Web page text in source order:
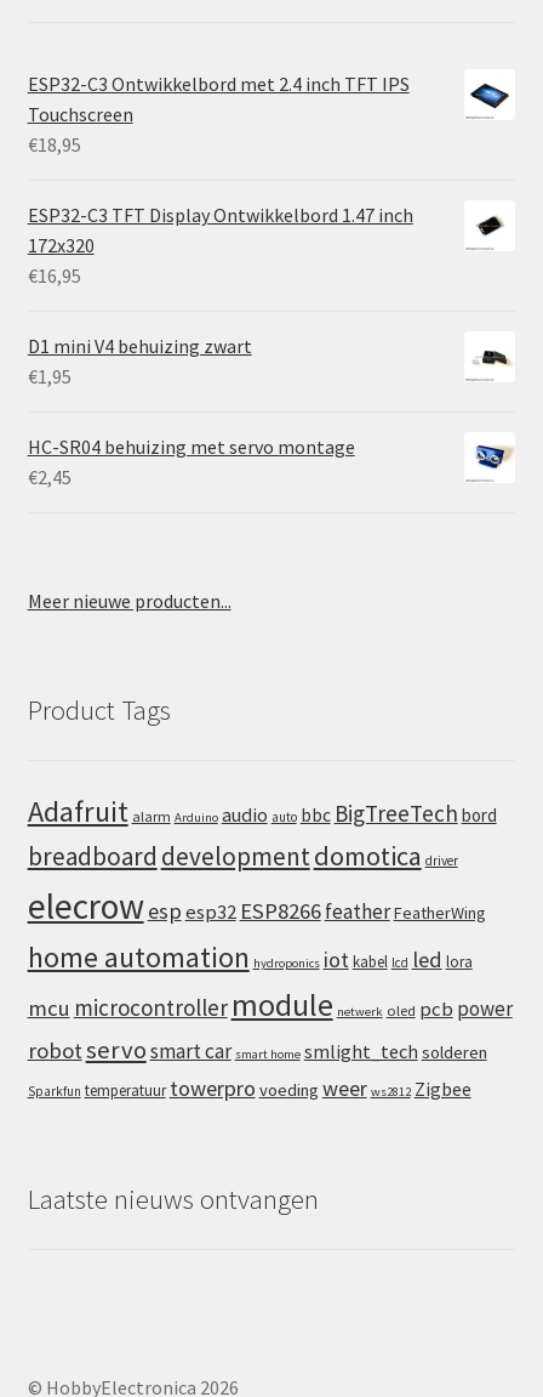
ESP32-C3 Ontwikkelbord met 2.4 inch TFT IPS
Touchscreen
€18,95
ESP32-C3 TFT Display Ontwikkelbord 1.47 inch
172x320
€16,95
D1 mini V4 behuizing zwart
€1,95
HC-SR04 behuizing met servo montage
€2,45
Meer nieuwe producten...
Product Tags
Adafruit alarm Arduino audio auto bbc BigTreeTech bord
breadboard developmentdomotica driver
elecrowespesp32 ESP8266featherFeatherWing
home automation hydroponics iot kabel lcd led lora
mcu microcontroller module netwerk oled pcb power
robotservosmart car smart home smlight_tech solderen
Sparkfun temperatuur towerpro voeding weer ws2812 Zigbee
Laatste nieuws ontvangen
© HobbyElectronica 2026